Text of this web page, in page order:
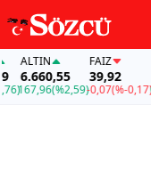
ALTIN
6.660,55
167,96(%2,59)
FAİZ
39,92
-0,07(%-0,17)